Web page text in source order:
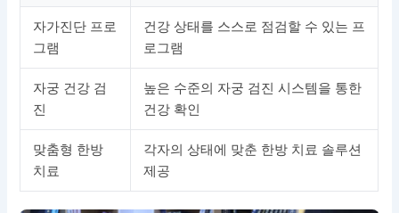
자가진단 프로
그램
건강 상태를 스스로 점검할 수 있는 프
로그램
자궁 건강 검
진
높은 수준의 자궁 검진 시스템을 통한
건강 확인
맞춤형 한방
치료
각자의 상태에 맞춘 한방 치료 솔루션
제공